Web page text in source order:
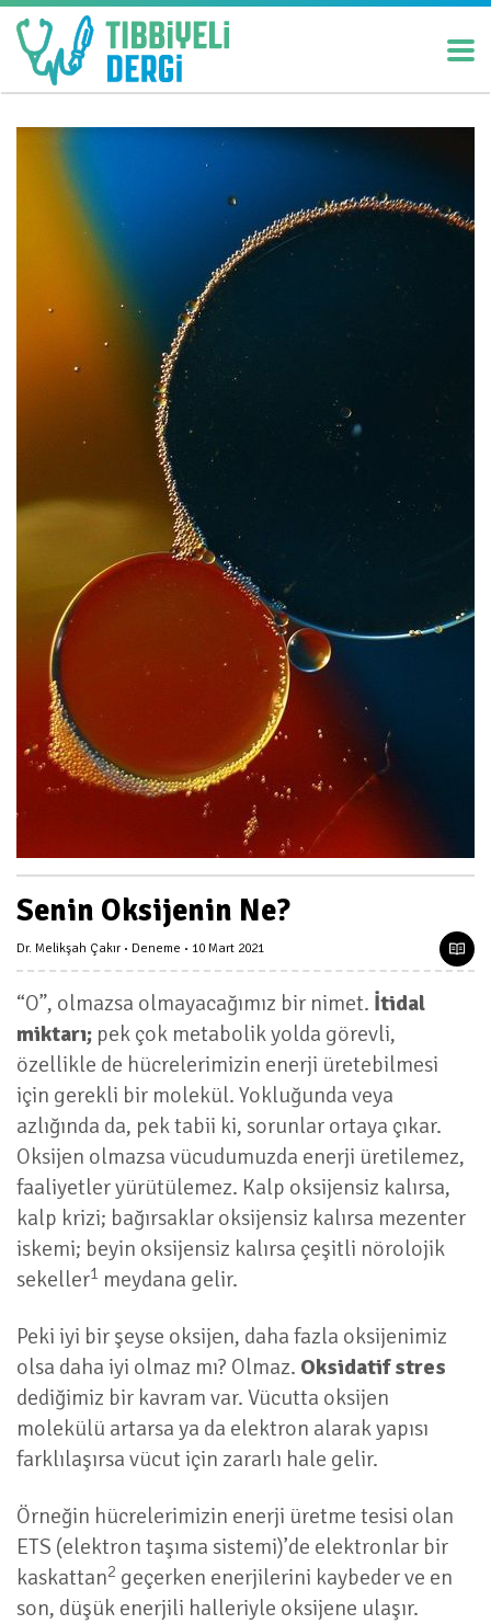
Senin Oksijenin Ne?
Dr. Melikşah Çakır Deneme 10 Mart 2021
“O”, olmazsa olmayacağımız bir nimet. İtidal
miktarı; pek çok metabolik yolda görevli,
özellikle de hücrelerimizin enerji üretebilmesi
için gerekli bir molekül. Yokluğunda veya
azlığında da, pek tabii ki, sorunlar ortaya çıkar.
Oksijen olmazsa vücudumuzda enerji üretilemez,
faaliyetler yürütülemez. Kalp oksijensiz kalırsa,
kalp krizi; bağırsaklar oksijensiz kalırsa mezenter
iskemi; beyin oksijensiz kalırsa çeşitli nörolojik
sekeller1 meydana gelir.
Peki iyi bir şeyse oksijen, daha fazla oksijenimiz
olsa daha iyi olmaz mı? Olmaz. Oksidatif stres
dediğimiz bir kavram var. Vücutta oksijen
molekülü artarsa ya da elektron alarak yapısı
farklılaşırsa vücut için zararlı hale gelir.
Örneğin hücrelerimizin enerji üretme tesisi olan
ETS (elektron taşıma sistemi)’de elektronlar bir
kaskattan2 geçerken enerjilerini kaybeder ve en
son, düşük enerjili halleriyle oksijene ulaşır.